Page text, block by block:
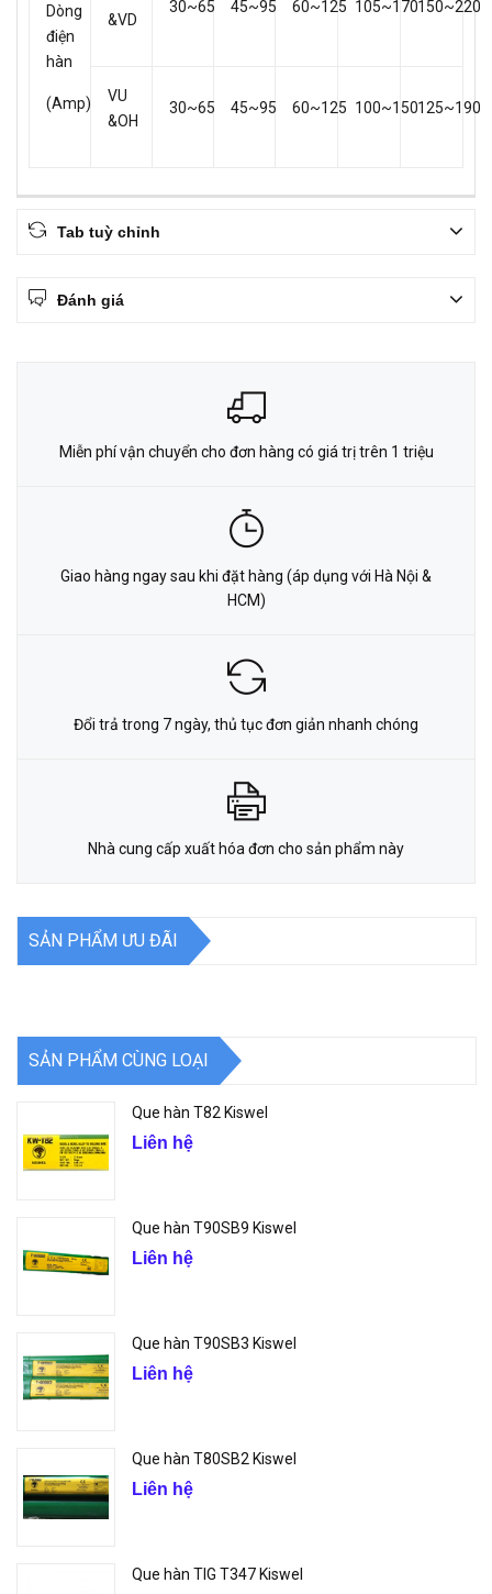
Dòng
điện
hàn
(Amp)
&VD
30~65 45~95 60~125 105~170150~220
VU
&OH
30~65 45~95 60~125 100~150125~190
Tab tuỳ chỉnh
Đánh giá
Miễn phí vận chuyển cho đơn hàng có giá trị trên 1 triệu
Giao hàng ngay sau khi đặt hàng (áp dụng với Hà Nội &
HCM)
Đổi trả trong 7 ngày, thủ tục đơn giản nhanh chóng
Nhà cung cấp xuất hóa đơn cho sản phẩm này
SẢN PHẨM ƯU ĐÃI
SẢN PHẨM CÙNG LOẠI
Que hàn T82 Kiswel
Liên hệ
Que hàn T90SB9 Kiswel
Liên hệ
Que hàn T90SB3 Kiswel
Liên hệ
Que hàn T80SB2 Kiswel
Liên hệ
Que hàn TIG T347 Kiswel